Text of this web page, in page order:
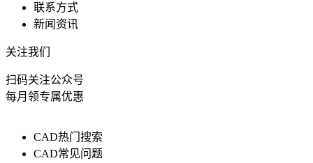
联系方式
新闻资讯
关注我们
扫码关注公众号
每月领专属优惠
CAD热门搜索
CAD常见问题